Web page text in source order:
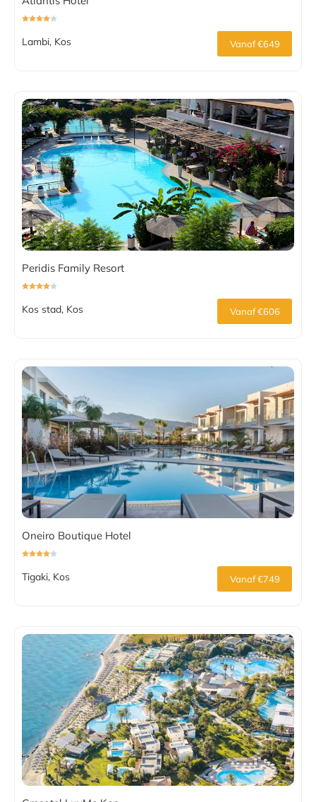
Lambi, Kos Vanaf €649
Peridis Family Resort
Kos stad, Kos Vanaf €606
Oneiro Boutique Hotel
Tigaki, Kos Vanaf €749